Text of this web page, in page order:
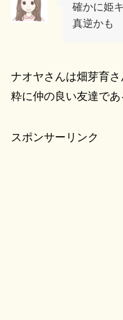
確かに姫
真逆かも
ナオヤさんは畑芽育
粋に仲の良い友達であ
スポンサーリンク